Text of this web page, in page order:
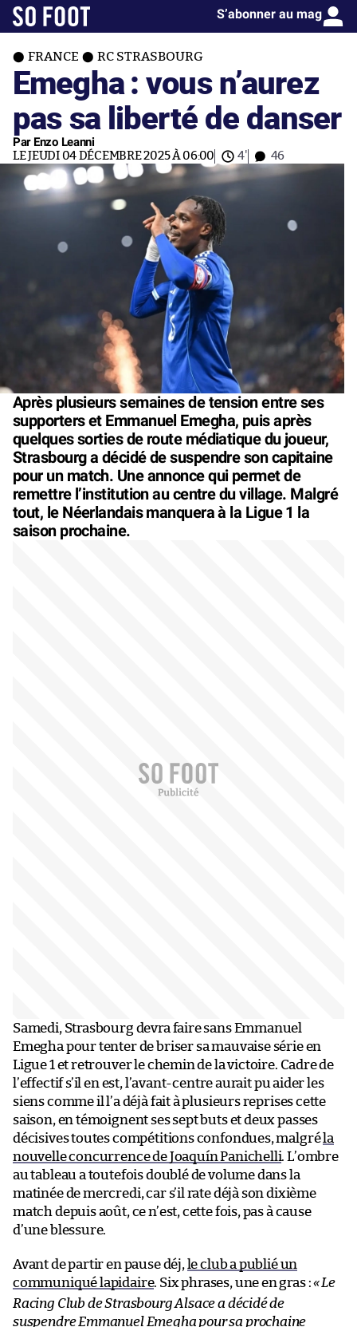
S’abonner au mag
FRANCE RC STRASBOURG
Emegha : vous n’aurez
pas sa liberté de danser
Par Enzo Leanni
LE JEUDI 04 DÉCEMBRE 2025 À 06:00 4' 46
Après plusieurs semaines de tension entre ses
supporters et Emmanuel Emegha, puis après
quelques sorties de route médiatique du joueur,
Strasbourg a décidé de suspendre son capitaine
pour un match. Une annonce qui permet de
remettre l’institution au centre du village. Malgré
tout, le Néerlandais manquera à la Ligue 1 la
saison prochaine.
Samedi, Strasbourg devra faire sans Emmanuel
Emegha pour tenter de briser sa mauvaise série en
Ligue 1 et retrouver le chemin de la victoire. Cadre de
l’effectif s’il en est, l’avant-centre aurait pu aider les
siens comme il l’a déjà fait à plusieurs reprises cette
saison, en témoignent ses sept buts et deux passes
décisives toutes compétitions confondues, malgréla
nouvelle concurrence de Joaquín Panichelli. L’ombre
au tableau a toutefois doublé de volume dans la
matinée de mercredi, car s’il rate déjà son dixième
match depuis août, ce n’est, cette fois, pas à cause
d’une blessure.
Avant de partir en pause déj, le club a publié un
communiqué lapidaire. Six phrases, une en gras :«Le
Racing Club de Strasbourg Alsace a décidé de
suspendre Emmanuel Emegha pour sa prochaine